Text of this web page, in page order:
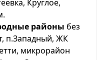
Круглое,
районы без
п.Западный, ЖК
микрорайон